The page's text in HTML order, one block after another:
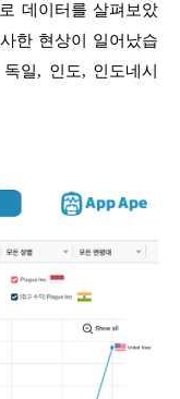
데이터를 살펴보았
한 현상이 일어났습
일, 인도, 인도네시